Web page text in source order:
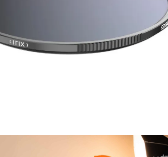
dji osmo